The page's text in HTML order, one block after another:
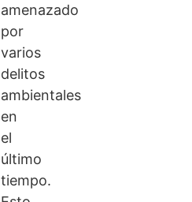
amenazado
por
varios
delitos
ambientales
en
el
último
tiempo.